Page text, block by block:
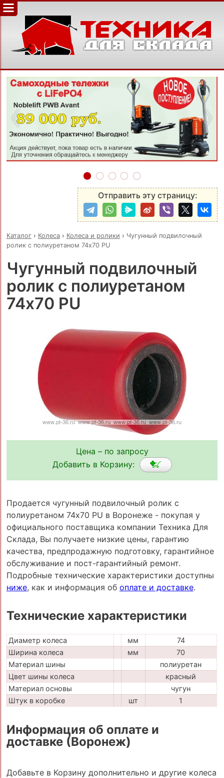
‹ ›
Отправить эту страницу:
Каталог› Колеса› Колеса и ролики › Чугунный подвилочный
ролик с полиуретаном 74x70 PU
Чугунный подвилочный
ролик с полиуретаном
74x70 PU
Цена – по запросу
Добавить в Корзину:
Продается чугунный подвилочный ролик с
полиуретаном 74x70 PU в Воронеже - покупая у
официального поставщика компании Техника Для
Склада, Вы получаете низкие цены, гарантию
качества, предпродажную подготовку, гарантийное
обслуживание и пост-гарантийный ремонт.
Подробные технические характеристики доступны
ниже, как и информация об оплате и доставке.
Технические характеристики
Диаметр колеса мм
74
Ширина колеса
мм
70
Материал шины
полиуретан
Цвет шины колеса
красный
Материал основы
чугун
Штук в коробке
шт 1
Информация об оплате и
доставке (Воронеж)
Добавьте в Корзину дополнительно и другие колеса